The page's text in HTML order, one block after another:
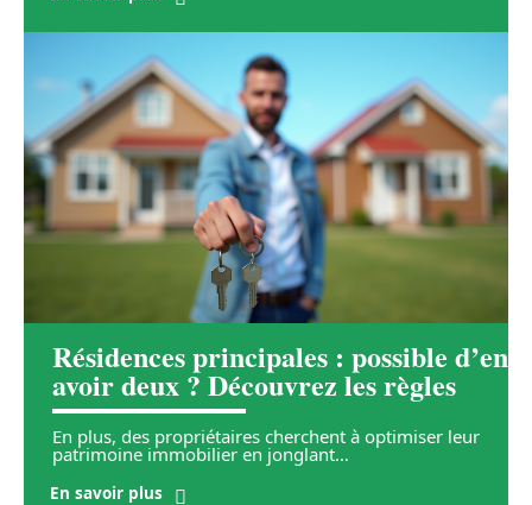
Résidences principales : possible d’en
avoir deux ? Découvrez les règles
En plus, des propriétaires cherchent à optimiser leur
patrimoine immobilier en jonglant…
En savoir plus